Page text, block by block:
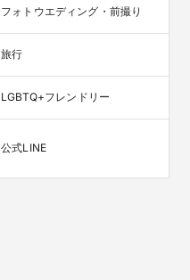
フォトウエディング・前撮り
旅行
LGBTQ+フレンドリー
公式LINE